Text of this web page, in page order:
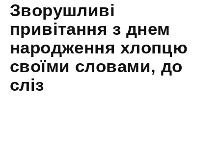
Зворушливі
привітання з днем
народження хлопцю
своїми словами, до
сліз